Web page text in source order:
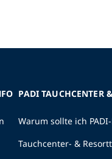
PADI TAUCHCENTER
Warum sollte ich
Tauchcenter- &